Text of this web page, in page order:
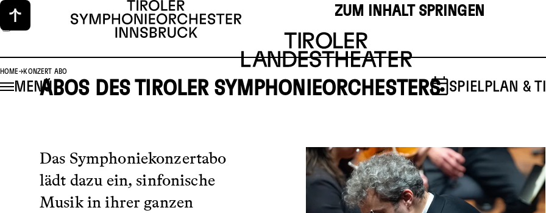
ZUM INHALT SPRINGEN
MENÜ SPIELPLAN &
HOME KONZERT ABO
ABOS DES TIROLER SYMPHONIEORCHESTERS
Das Symphoniekonzertabo
lädt dazu ein, sinfonische
Musik in ihrer ganzen